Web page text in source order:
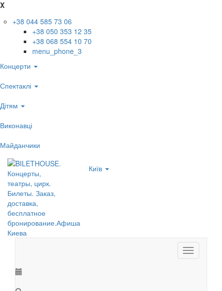
X
+38 044 585 73 06
+38 050 353 12 35
+38 068 554 10 70
menu_phone_3
Концерти
Спектаклі
Дітям
Виконавці
Майданчики
Київ
Toggle
navigation